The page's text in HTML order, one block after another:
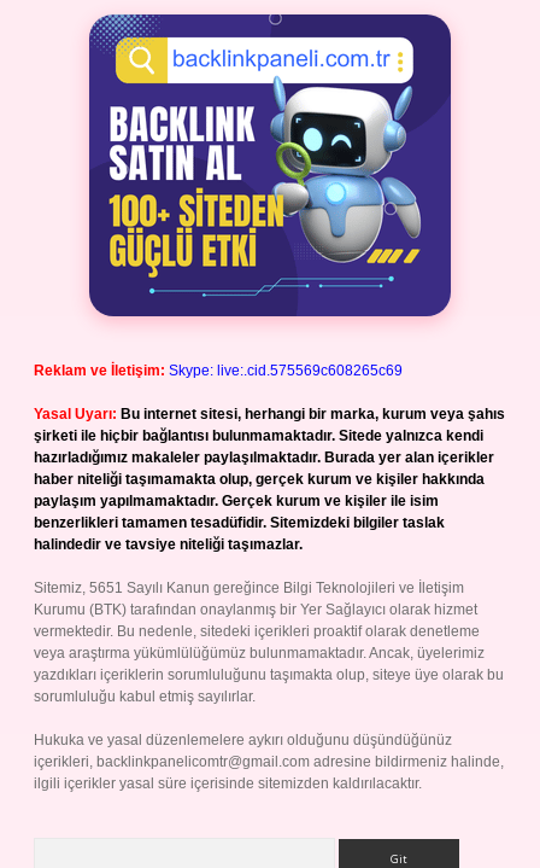
Reklam ve İletişim: Skype: live:.cid.575569c608265c69
Yasal Uyarı: Bu internet sitesi, herhangi bir marka, kurum veya şahıs
şirketi ile hiçbir bağlantısı bulunmamaktadır. Sitede yalnızca kendi
hazırladığımız makaleler paylaşılmaktadır. Burada yer alan içerikler
haber niteliği taşımamakta olup, gerçek kurum ve kişiler hakkında
paylaşım yapılmamaktadır. Gerçek kurum ve kişiler ile isim
benzerlikleri tamamen tesadüfidir. Sitemizdeki bilgiler taslak
halindedir ve tavsiye niteliği taşımazlar.
Sitemiz, 5651 Sayılı Kanun gereğince Bilgi Teknolojileri ve İletişim
Kurumu (BTK) tarafından onaylanmış bir Yer Sağlayıcı olarak hizmet
vermektedir. Bu nedenle, sitedeki içerikleri proaktif olarak denetleme
veya araştırma yükümlülüğümüz bulunmamaktadır. Ancak, üyelerimiz
yazdıkları içeriklerin sorumluluğunu taşımakta olup, siteye üye olarak bu
sorumluluğu kabul etmiş sayılırlar.
Hukuka ve yasal düzenlemelere aykırı olduğunu düşündüğünüz
içerikleri, backlinkpanelicomtr@gmail.com adresine bildirmeniz halinde,
ilgili içerikler yasal süre içerisinde sitemizden kaldırılacaktır.